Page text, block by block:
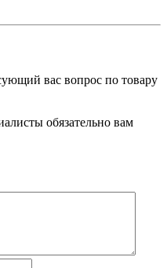
вас вопрос по товару
обязательно вам